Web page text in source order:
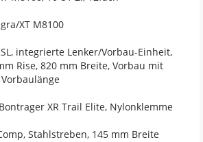
XT M8100
integrierte Lenker/Vorbau-Einheit,
Rise, 820 mm Breite, Vorbau mit
XR Trail Elite, Nylonklemme
Stahlstreben, 145 mm Breite